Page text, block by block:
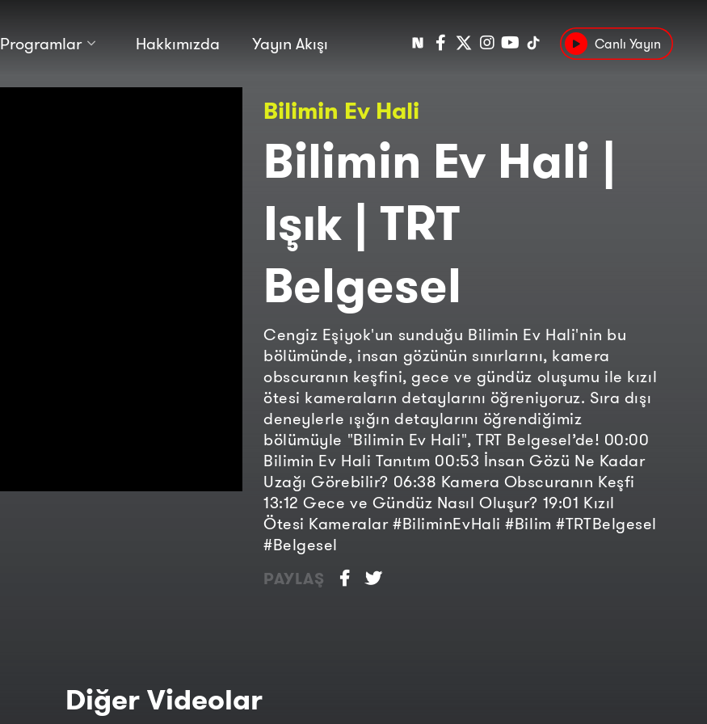
Programlar
Macera
Popüler
Hakkımızda Yayın Akışı Canlı Yayın
Bilimin Ev Hali
Bilimin Ev Hali |
Işık | TRT
Belgesel
Cengiz Eşiyok'un sunduğu Bilimin Ev Hali'nin bu
bölümünde, insan gözünün sınırlarını, kamera
obscuranın keşfini, gece ve gündüz oluşumu ile kızıl
ötesi kameraların detaylarını öğreniyoruz. Sıra dışı
deneylerle ışığın detaylarını öğrendiğimiz
bölümüyle "Bilimin Ev Hali", TRT Belgesel’de! 00:00
Bilimin Ev Hali Tanıtım 00:53 İnsan Gözü Ne Kadar
Uzağı Görebilir? 06:38 Kamera Obscuranın Keşfi
13:12 Gece ve Gündüz Nasıl Oluşur? 19:01 Kızıl
Ötesi Kameralar #BiliminEvHali #Bilim #TRTBelgesel
#Belgesel
PAYLAŞ
Diğer Videolar